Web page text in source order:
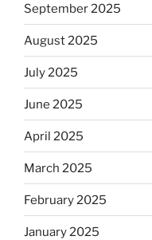
September 2025
August 2025
July 2025
June 2025
April 2025
March 2025
February 2025
January 2025